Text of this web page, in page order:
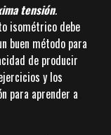
tensión.
isométrico debe
buen método para
de producir
y los
para aprender a